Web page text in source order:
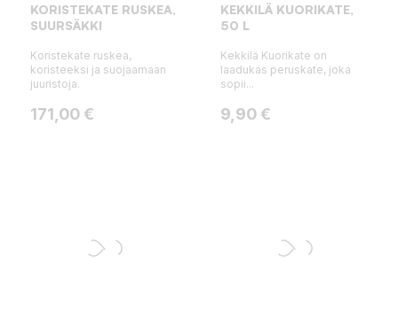
KORISTEKATE RUSKEA,
SUURSÄKKI
Koristekate ruskea,
koristeeksi ja suojaamaan
juuristoja.
Hinta
171,00 €
KEKKILÄ KUORIKATE,
50 L
Kekkilä Kuorikate on
laadukas peruskate, joka
sopii...
Hinta
9,90 €